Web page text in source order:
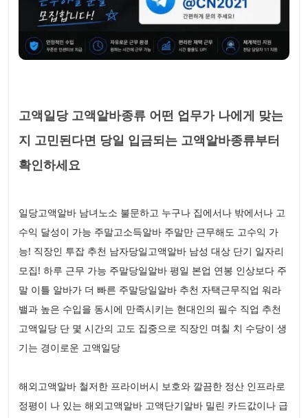
고액일당 고액알바종류 어떤 업무가 나에게 맞는
지 고민된다면 당일 입금되는 고액알바종류부터
확인하세요
일당고액알바 남녀노소 불문하고 누구나 집에서나 밖에서나 고
수익 달성이 가능 주말고소득알바 주말만 근무해도 고수익 가
능! 직장인 투잡 추천 남자당일고액알바 남성 대상 단기 일자리
모집! 하루 근무 가능 주말당일알바 평일 본업 연봉 인상보다 주
말 이틀 알바가 더 빠른 주말당일알바 추천 자택근무직업 워라
밸과 높은 수입을 동시에 만족시키는 현대인의 필수 직업 추천
고액일당 단 몇 시간의 고도 집중으로 직장인 며칠 치 수당이 생
기는 경이로운 고액일당
해외고액알바 철저한 프라이버시 보호와 깔끔한 정산 인프라로
정평이 나 있는 해외고액알바 고액단기알바 밀린 카드값이나 급